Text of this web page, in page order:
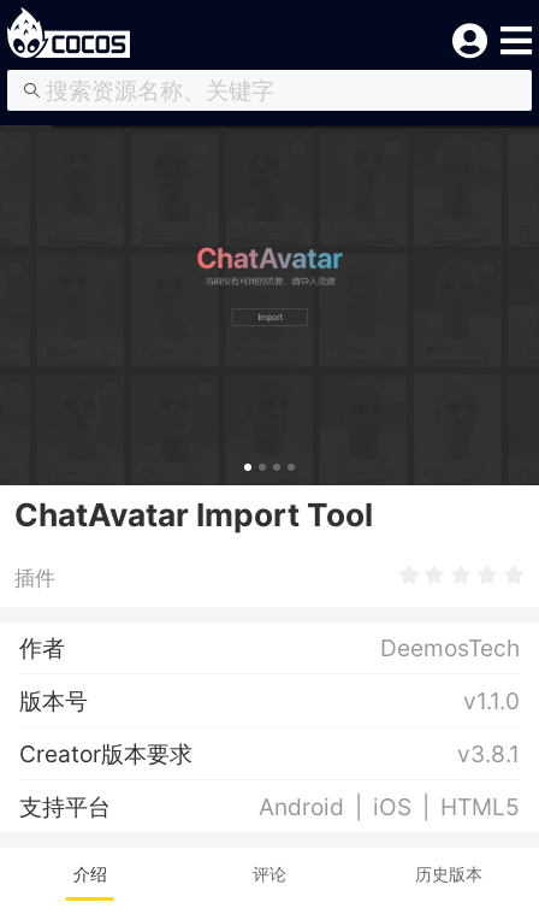
ChatAvatar Import Tool
插件
作者
DeemosTech
版本号
v1.1.0
Creator版本要求
v3.8.1
支持平台
Android iOS HTML5
介绍 评论 历史版本